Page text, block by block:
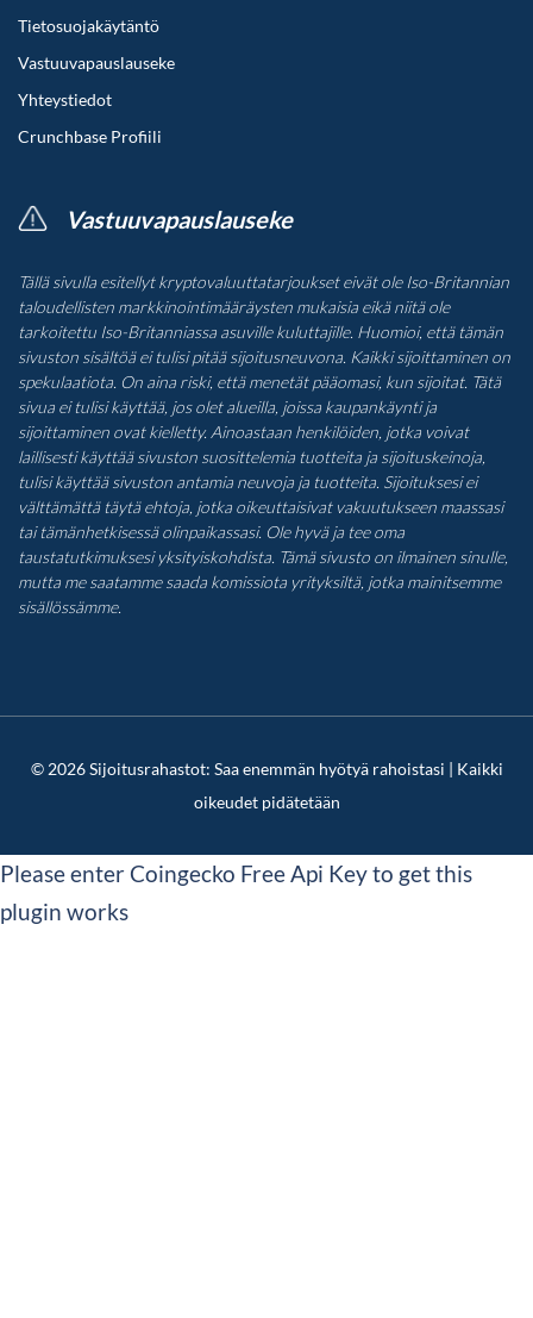
Tietosuojakäytäntö
Vastuuvapauslauseke
Yhteystiedot
Crunchbase Profiili
Vastuuvapauslauseke
Tällä sivulla esitellyt kryptovaluuttatarjoukset eivät ole Iso-Britannian
taloudellisten markkinointimääräysten mukaisia eikä niitä ole
tarkoitettu Iso-Britanniassa asuville kuluttajille. Huomioi, että tämän
sivuston sisältöä ei tulisi pitää sijoitusneuvona. Kaikki sijoittaminen on
spekulaatiota. On aina riski, että menetät pääomasi, kun sijoitat. Tätä
sivua ei tulisi käyttää, jos olet alueilla, joissa kaupankäynti ja
sijoittaminen ovat kielletty. Ainoastaan henkilöiden, jotka voivat
laillisesti käyttää sivuston suosittelemia tuotteita ja sijoituskeinoja,
tulisi käyttää sivuston antamia neuvoja ja tuotteita. Sijoituksesi ei
välttämättä täytä ehtoja, jotka oikeuttaisivat vakuutukseen maassasi
tai tämänhetkisessä olinpaikassasi. Ole hyvä ja tee oma
taustatutkimuksesi yksityiskohdista. Tämä sivusto on ilmainen sinulle,
mutta me saatamme saada komissiota yrityksiltä, jotka mainitsemme
sisällössämme.
© 2026 Sijoitusrahastot: Saa enemmän hyötyä rahoistasi | Kaikki
oikeudet pidätetään
Please enter Coingecko Free Api Key to get this
plugin works